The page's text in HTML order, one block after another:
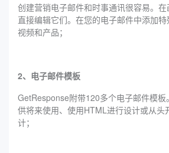
创建营销电子邮件和时事通讯很容易。
直接编辑它们。在您的电子邮件中添加特
视频和产品；
2、电子邮件模板
GetResponse附带120多个电子邮件模板
供将来使用、使用HTML进行设计或从头
计；